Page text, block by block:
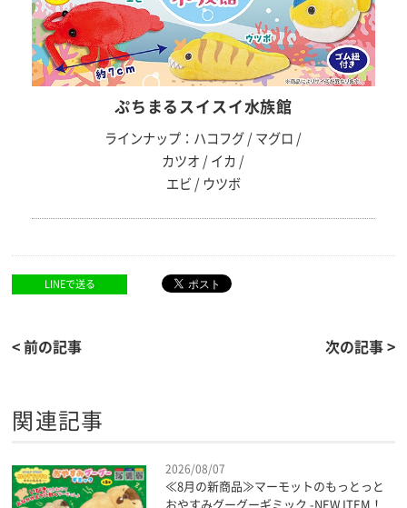
ぷちまるスイスイ水族館
ラインナップ：ハコフグ / マグロ /
カツオ / イカ /
エビ / ウツボ
LINEで送る
< 前の記事 次の記事 >
関連記事
2026/08/07
≪8月の新商品≫マーモットのもっとっと
おやすみグーグーギミック -NEW ITEM！